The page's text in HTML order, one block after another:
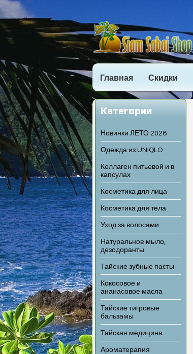
Главная Скидки
Категории
Новинки ЛЕТО 2026
Одежда из UNIQLO
Коллаген питьевой и в
капсулах
Косметика для лица
Косметика для тела
Уход за волосами
Натуральное мыло,
дезодоранты
Тайские зубные пасты
Кокосовое и
ананасовое масла
Тайские тигровые
бальзамы
Тайская медицина
Ароматерапия